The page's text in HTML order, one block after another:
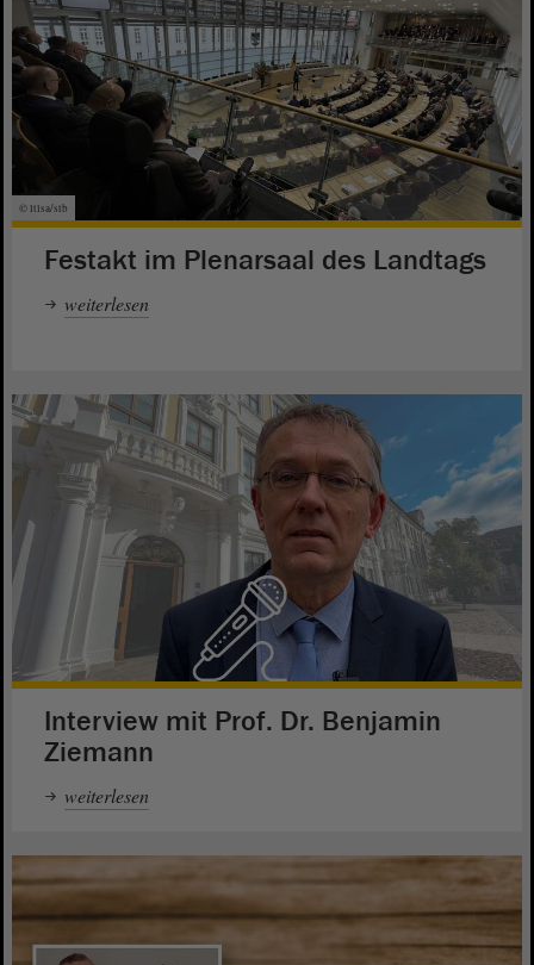
© ltlsa/stb
Festakt im Plenarsaal des Landtags
weiterlesen
Interview mit Prof. Dr. Benjamin
Ziemann
weiterlesen